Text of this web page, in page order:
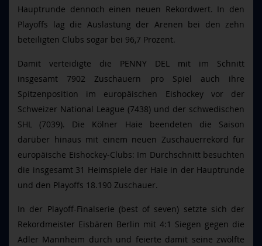
Hauptrunde dennoch einen neuen Rekordwert. In den
Playoffs lag die Auslastung der Arenen bei den zehn
beteiligten Clubs sogar bei 96,7 Prozent.
Damit verteidigte die PENNY DEL mit im Schnitt
insgesamt 7902 Zuschauern pro Spiel auch ihre
Spitzenposition im europäischen Eishockey vor der
Schweizer National League (7438) und der schwedischen
SHL (7039). Die Kölner Haie beendeten die Saison
darüber hinaus mit einem neuen Zuschauerrekord für
europäische Eishockey-Clubs: Im Durchschnitt besuchten
die insgesamt 31 Heimspiele der Haie in der Hauptrunde
und den Playoffs 18.190 Zuschauer.
In der Playoff-Finalserie (best of seven) setzte sich der
Rekordmeister Eisbären Berlin mit 4:1 Siegen gegen die
Adler Mannheim durch und feierte damit seine zwölfte